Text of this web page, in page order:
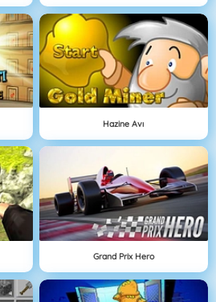
Hazine Avı
Grand Prix Hero